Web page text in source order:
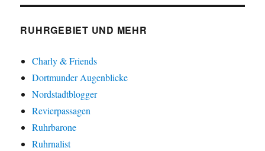
RUHRGEBIET UND MEHR
Charly & Friends
Dortmunder Augenblicke
Nordstadtblogger
Revierpassagen
Ruhrbarone
Ruhrnalist